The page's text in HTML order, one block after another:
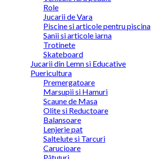
Role
Jucarii de Vara
Piscine si articole pentru piscina
Sanii si articole iarna
Trotinete
Skateboard
Jucarii din Lemn si Educative
Puericultura
Premergatoare
Marsupii si Hamuri
Scaune de Masa
Olite si Reductoare
Balansoare
Lenjerie pat
Saltelute si Tarcuri
Carucioare